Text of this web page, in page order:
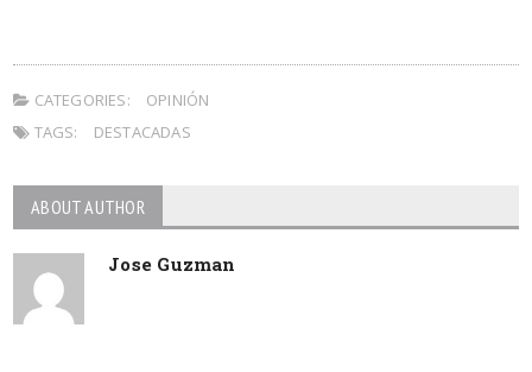
CATEGORIES:
OPINIÓN
TAGS:
DESTACADAS
ABOUT AUTHOR
Jose Guzman